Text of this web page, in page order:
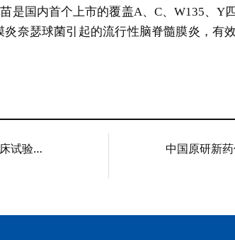
是国内首个上市的覆盖A、C、W135、Y
奈瑟球菌引起的流行性脑脊髓膜炎，有
华昊中天优替德隆注射液2个III期临床试验申请获得NMPA受理